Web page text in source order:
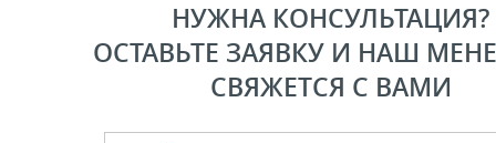
НУЖНА КОНСУЛЬТАЦИЯ?
ОСТАВЬТЕ ЗАЯВКУ И НАШ
СВЯЖЕТСЯ С ВАМИ